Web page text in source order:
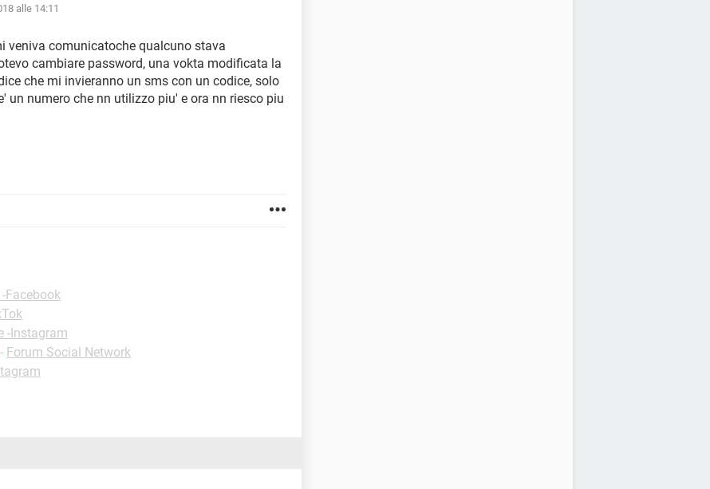
alle 14:11
veniva comunicatoche qualcuno stava
cambiare password, una vokta modificata la
che mi invieranno un sms con un codice, solo
un numero che nn utilizzo piu' e ora nn riesco piu
Facebook
-Instagram
- Forum Social Network